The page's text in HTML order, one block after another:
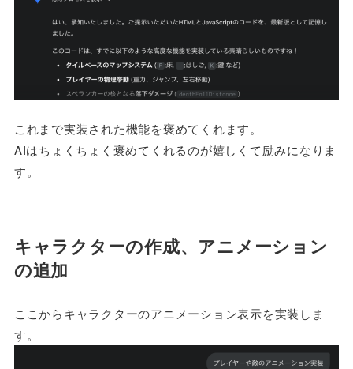
これまで実装された機能を褒めてくれます。
AIはちょくちょく褒めてくれるのが嬉しくて励みになりま
す。
キャラクターの作成、アニメーション
の追加
ここからキャラクターのアニメーション表示を実装しま
す。